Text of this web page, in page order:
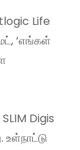
Life
‘எங்கள்
Digis
உள்நாட்டு